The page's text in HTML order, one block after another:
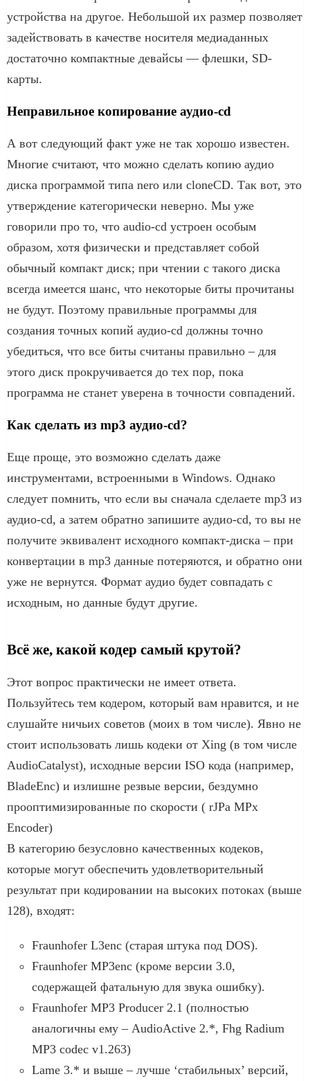
устройства на другое. Небольшой их размер позволяет
задействовать в качестве носителя медиаданных
достаточно компактные девайсы — флешки, SD-
карты.
Неправильное копирование аудио-cd
А вот следующий факт уже не так хорошо известен.
Многие считают, что можно сделать копию аудио
диска программой типа nero или cloneCD. Так вот, это
утверждение категорически неверно. Мы уже
говорили про то, что audio-cd устроен особым
образом, хотя физически и представляет собой
обычный компакт диск; при чтении с такого диска
всегда имеется шанс, что некоторые биты прочитаны
не будут. Поэтому правильные программы для
создания точных копий аудио-cd должны точно
убедиться, что все биты считаны правильно – для
этого диск прокручивается до тех пор, пока
программа не станет уверена в точности совпадений.
Как сделать из mp3 аудио-cd?
Еще проще, это возможно сделать даже
инструментами, встроенными в Windows. Однако
следует помнить, что если вы сначала сделаете mp3 из
аудио-cd, а затем обратно запишите аудио-cd, то вы не
получите эквивалент исходного компакт-диска – при
конвертации в mp3 данные потеряются, и обратно они
уже не вернутся. Формат аудио будет совпадать с
исходным, но данные будут другие.
Всё же, какой кодер самый крутой?
Этот вопрос практически не имеет ответа.
Пользуйтесь тем кодером, который вам нравится, и не
слушайте ничьих советов (моих в том числе). Явно не
стоит использовать лишь кодеки от Xing (в том числе
AudioCatalyst), исходные версии ISO кода (например,
BladeEnc) и излишне резвые версии, бездумно
прооптимизированные по скорости ( rJPa MPx
Encoder)
В категорию безусловно качественных кодеков,
которые могут обеспечить удовлетворительный
результат при кодировании на высоких потоках (выше
128), входят:
Fraunhofer L3enc (старая штука под DOS).
Fraunhofer MP3enc (кроме версии 3.0,
содержащей фатальную для звука ошибку).
Fraunhofer MP3 Producer 2.1 (полностью
аналогичны ему – AudioActive 2.*, Fhg Radium
MP3 codec v1.263)
Lame 3.* и выше – лучше ‘стабильных’ версий,